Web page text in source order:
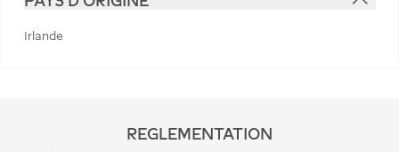
Irlande
REGLEMENTATION